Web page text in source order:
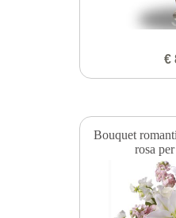
€
Bouquet
rosa